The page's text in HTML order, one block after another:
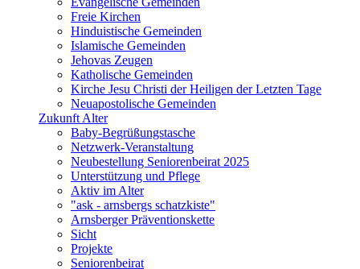
Freie Kirchen
Hinduistische Gemeinden
Islamische Gemeinden
Jehovas Zeugen
Katholische Gemeinden
Kirche Jesu Christi der Heiligen der Letzten Tage
Neuapostolische Gemeinden
Zukunft Alter
Baby-Begrüßungstasche
Netzwerk-Veranstaltung
Neubestellung Seniorenbeirat 2025
Unterstützung und Pflege
Aktiv im Alter
"ask - arnsbergs schatzkiste"
Arnsberger Präventionskette
Sicht
Projekte
Seniorenbeirat